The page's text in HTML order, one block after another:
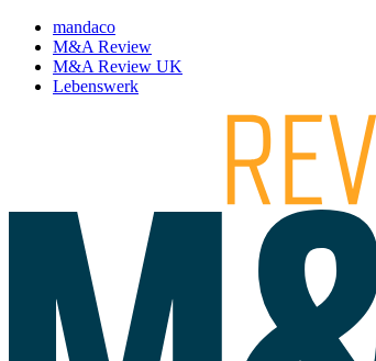
mandaco
M&A Review
M&A Review UK
Lebenswerk